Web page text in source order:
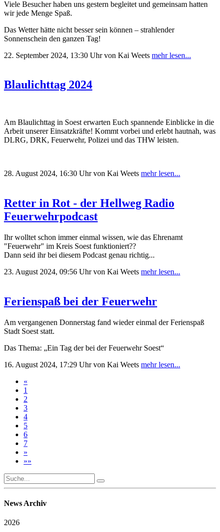
Viele Besucher haben uns gestern begleitet und gemeinsam hatten
wir jede Menge Spaß.
Das Wetter hätte nicht besser sein können – strahlender
Sonnenschein den ganzen Tag!
22. September 2024, 13:30 Uhr von Kai Weets mehr lesen...
Blaulichttag 2024
Am Blaulichttag in Soest erwarten Euch spannende Einblicke in die
Arbeit unserer Einsatzkräfte! Kommt vorbei und erlebt hautnah, was
DLRG, DRK, Feuerwehr, Polizei und das THW leisten.
28. August 2024, 16:30 Uhr von Kai Weets mehr lesen...
Retter in Rot - der Hellweg Radio
Feuerwehrpodcast
Ihr wolltet schon immer einmal wissen, wie das Ehrenamt
"Feuerwehr" im Kreis Soest funktioniert??
Dann seid ihr bei diesem Podcast genau richtig...
23. August 2024, 09:56 Uhr von Kai Weets mehr lesen...
Ferienspaß bei der Feuerwehr
Am vergangenen Donnerstag fand wieder einmal der Ferienspaß
Stadt Soest statt.
Das Thema: „Ein Tag der bei der Feuerwehr Soest“
16. August 2024, 17:29 Uhr von Kai Weets mehr lesen...
«
1
2
3
4
5
6
7
»
»»
News Archiv
2026